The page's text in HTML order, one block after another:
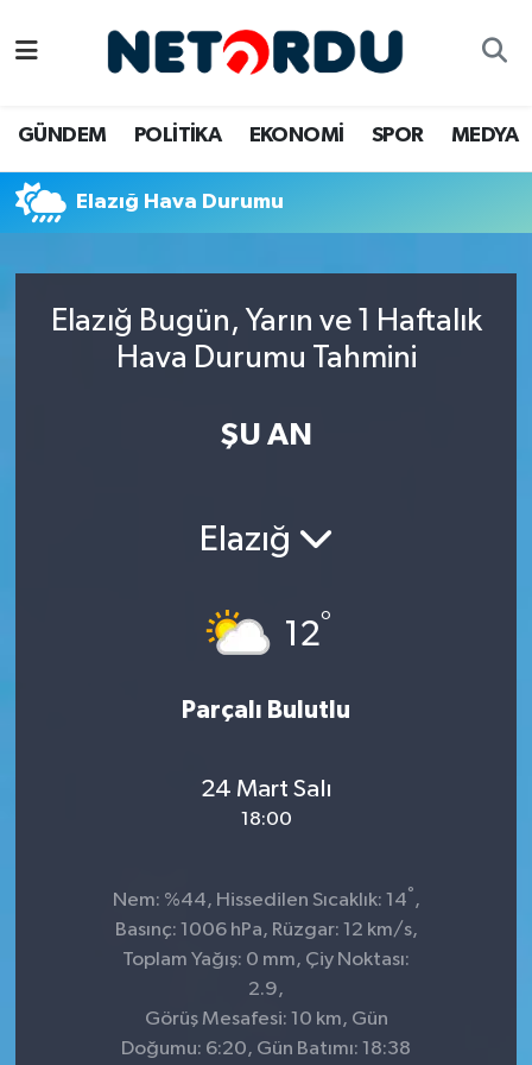
GÜNDEM POLİTİKA EKONOMİ SPOR MEDYA
Elazığ Hava Durumu
Elazığ Bugün, Yarın ve 1 Haftalık
Hava Durumu Tahmini
ŞU AN
Elazığ
12°
Parçalı Bulutlu
24 Mart Salı
18:00
Nem: %44, Hissedilen Sıcaklık: 14° ,
Basınç: 1006 hPa, Rüzgar: 12 km/s,
Toplam Yağış: 0 mm, Çiy Noktası:
2.9,
Görüş Mesafesi: 10 km, Gün
Doğumu: 6:20, Gün Batımı: 18:38
DÜNYA
EĞİTİM
EKONOMİ
KULTUR-SANAT
POLİTİKA
SAĞLIK
Namaz Vakitleri
Trafik Durumu
Süper Lig Puan Durumu ve Fikstür
Son Dakika Haberleri